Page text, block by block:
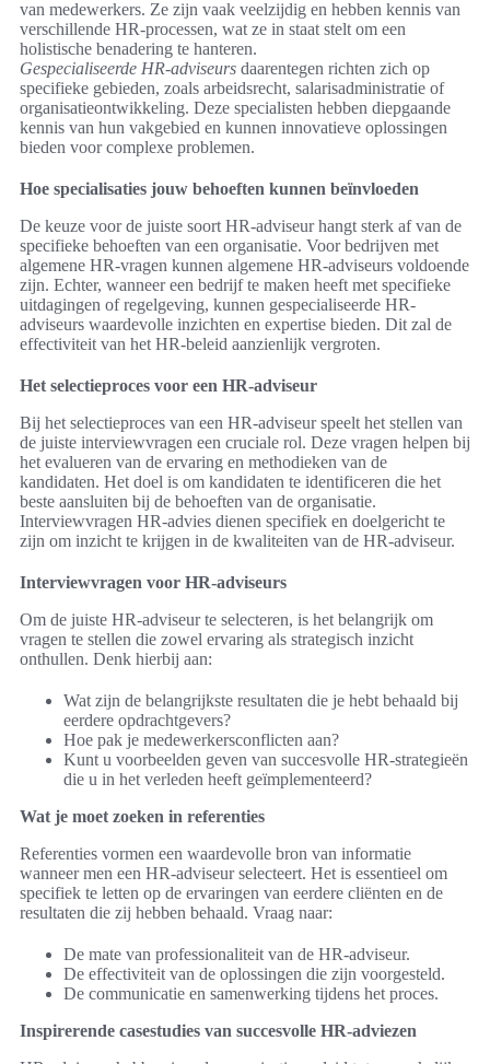
van medewerkers. Ze zijn vaak veelzijdig en hebben kennis van
verschillende HR-processen, wat ze in staat stelt om een
holistische benadering te hanteren.
Gespecialiseerde HR-adviseurs daarentegen richten zich op
specifieke gebieden, zoals arbeidsrecht, salarisadministratie of
organisatieontwikkeling. Deze specialisten hebben diepgaande
kennis van hun vakgebied en kunnen innovatieve oplossingen
bieden voor complexe problemen.
Hoe specialisaties jouw behoeften kunnen beïnvloeden
De keuze voor de juiste soort HR-adviseur hangt sterk af van de
specifieke behoeften van een organisatie. Voor bedrijven met
algemene HR-vragen kunnen algemene HR-adviseurs voldoende
zijn. Echter, wanneer een bedrijf te maken heeft met specifieke
uitdagingen of regelgeving, kunnen gespecialiseerde HR-
adviseurs waardevolle inzichten en expertise bieden. Dit zal de
effectiviteit van het HR-beleid aanzienlijk vergroten.
Het selectieproces voor een HR-adviseur
Bij het selectieproces van een HR-adviseur speelt het stellen van
de juiste interviewvragen een cruciale rol. Deze vragen helpen bij
het evalueren van de ervaring en methodieken van de
kandidaten. Het doel is om kandidaten te identificeren die het
beste aansluiten bij de behoeften van de organisatie.
Interviewvragen HR-advies dienen specifiek en doelgericht te
zijn om inzicht te krijgen in de kwaliteiten van de HR-adviseur.
Interviewvragen voor HR-adviseurs
Om de juiste HR-adviseur te selecteren, is het belangrijk om
vragen te stellen die zowel ervaring als strategisch inzicht
onthullen. Denk hierbij aan:
Wat zijn de belangrijkste resultaten die je hebt behaald bij
eerdere opdrachtgevers?
Hoe pak je medewerkersconflicten aan?
Kunt u voorbeelden geven van succesvolle HR-strategieën
die u in het verleden heeft geïmplementeerd?
Wat je moet zoeken in referenties
Referenties vormen een waardevolle bron van informatie
wanneer men een HR-adviseur selecteert. Het is essentieel om
specifiek te letten op de ervaringen van eerdere cliënten en de
resultaten die zij hebben behaald. Vraag naar:
De mate van professionaliteit van de HR-adviseur.
De effectiviteit van de oplossingen die zijn voorgesteld.
De communicatie en samenwerking tijdens het proces.
Inspirerende casestudies van succesvolle HR-adviezen